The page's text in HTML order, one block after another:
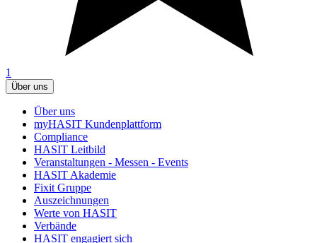
1
Über uns
Über uns
myHASIT Kundenplattform
Compliance
HASIT Leitbild
Veranstaltungen - Messen - Events
HASIT Akademie
Fixit Gruppe
Auszeichnungen
Werte von HASIT
Verbände
HASIT engagiert sich